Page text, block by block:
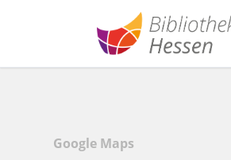
Google Maps